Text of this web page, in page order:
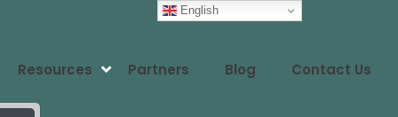
Resources Partners Blog Contact Us
English